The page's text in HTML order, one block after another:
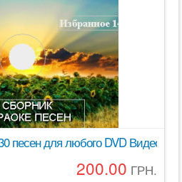
песен для любого DVD Видео
200.00 ГРН.